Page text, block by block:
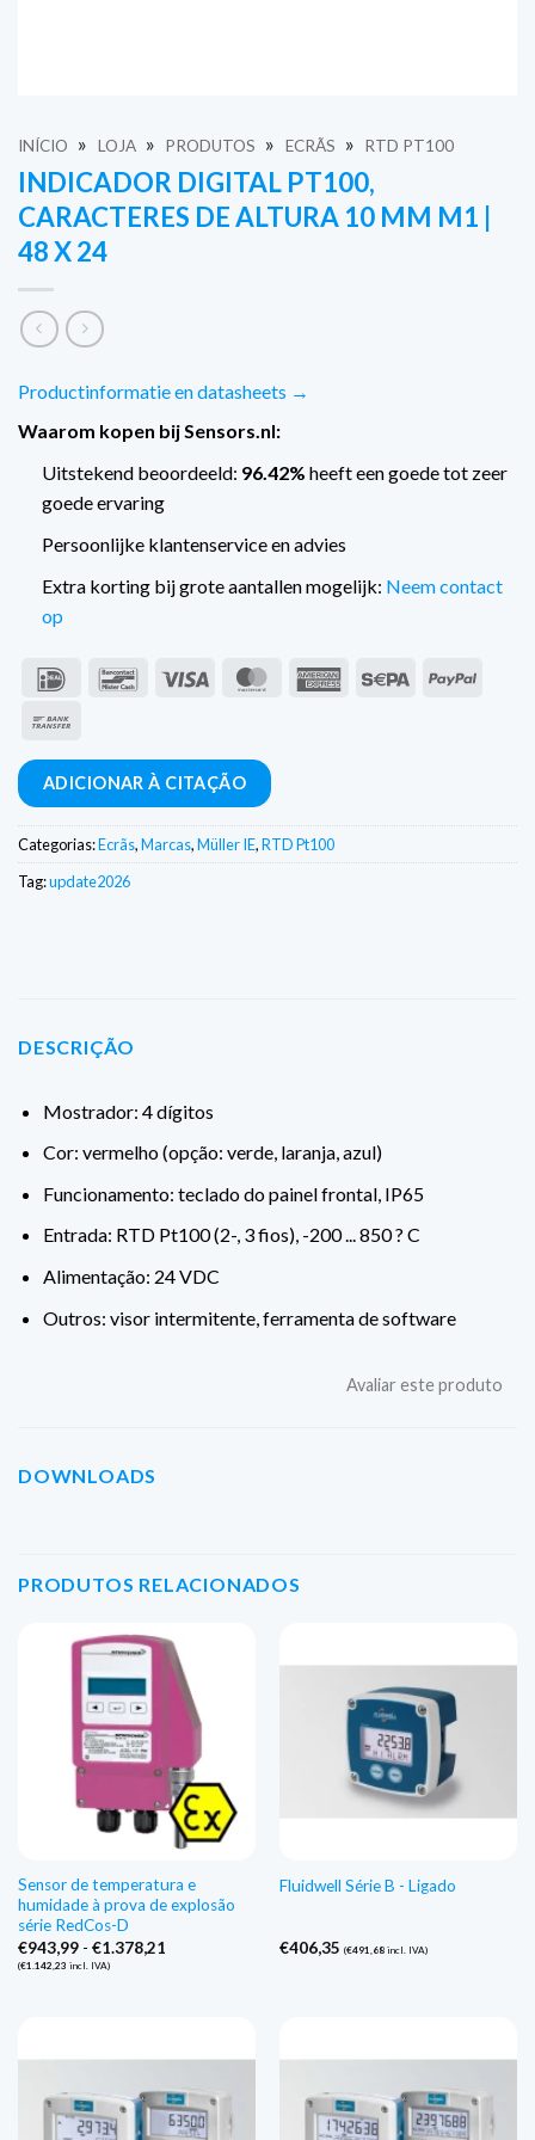
INÍCIO » LOJA » PRODUTOS » ECRÃS » RTD PT100
INDICADOR DIGITAL PT100,
CARACTERES DE ALTURA 10 MM M1 |
48 X 24
Productinformatie en datasheets →
Waarom kopen bij Sensors.nl:
Uitstekend beoordeeld: 96.42% heeft een goede tot zeer
goede ervaring
Persoonlijke klantenservice en advies
Extra korting bij grote aantallen mogelijk: Neem contact
op
IDeal
Contacto
banco
Visto MasterCardAmerican Sepa
PayPal
ADICIONAR À CITAÇÃO
Categorias:Ecrãs,Marcas,Müller IE,RTD Pt100
Tag:update2026
DESCRIÇÃO
Mostrador: 4 dígitos
Cor: vermelho (opção: verde, laranja, azul)
Funcionamento: teclado do painel frontal, IP65
Entrada: RTD Pt100 (2-, 3 fios), -200 ... 850 ? C
Alimentação: 24 VDC
Outros: visor intermitente, ferramenta de software
Avaliar este produto
DOWNLOADS
PRODUTOS RELACIONADOS
Sensor de temperatura e
humidade à prova de explosão
série RedCos-D
€943,99 - €1.378,21
(€1.142,23 incl. IVA)
Fluidwell Série B - Ligado
€406,35 (€491,68incl. IVA)